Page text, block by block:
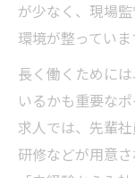
が少なく、現場
環境が整っていま
長く働くために
いるかも重要な
求人では、先輩
研修などが用意